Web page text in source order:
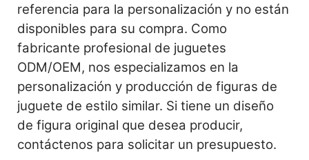
referencia para la personalización y no están
disponibles para su compra. Como
fabricante profesional de juguetes
ODM/OEM, nos especializamos en la
personalización y producción de figuras de
juguete de estilo similar. Si tiene un diseño
de figura original que desea producir,
contáctenos para solicitar un presupuesto.